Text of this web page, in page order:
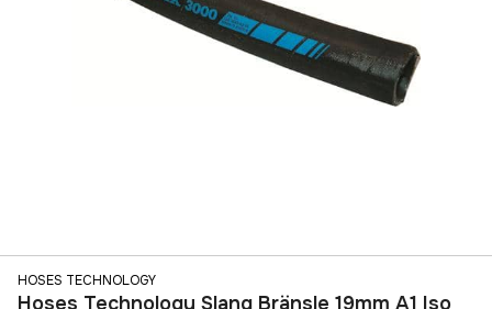
HOSES TECHNOLOGY
Hoses Technology Slang Bränsle 19mm A1 Iso